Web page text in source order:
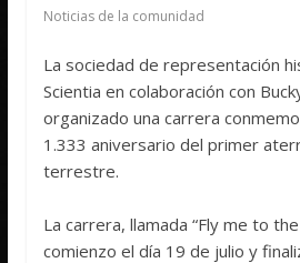
Noticias de la comunidad
La sociedad de representación
Scientia en colaboración con
organizado una carrera
1.333 aniversario del primer
terrestre.
La carrera, llamada “Fly me to
comienzo el día 19 de julio y